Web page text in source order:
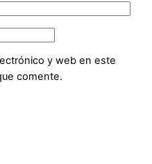
y web en este
comente.